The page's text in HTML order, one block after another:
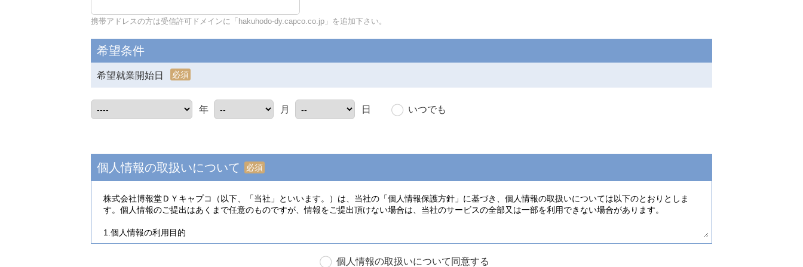
携帯アドレスの方は受信許可ドメインに「hakuhodo-dy.capco.co.jp」を追加下さい。
希望条件
希望就業開始日 必須
年 月 日 いつでも
個人情報の取扱いについて 必須
個人情報の取扱いについて同意する